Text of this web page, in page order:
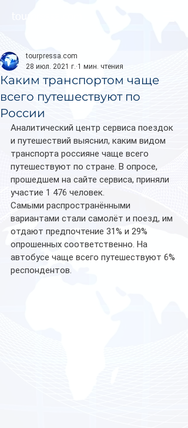
Каким транспортом чаще
всего путешествуют по
России
tourpressa.com
28 июл. 2021 г. 1 мин. чтения
Аналитический центр сервиса поездок
и путешествий выяснил, каким видом
транспорта россияне чаще всего
путешествуют по стране. В опросе,
прошедшем на сайте сервиса, приняли
участие 1 476 человек.
Самыми распространёнными
вариантами стали самолёт и поезд, им
отдают предпочтение 31% и 29%
опрошенных соответственно. На
автобусе чаще всего путешествуют 6%
респондентов.